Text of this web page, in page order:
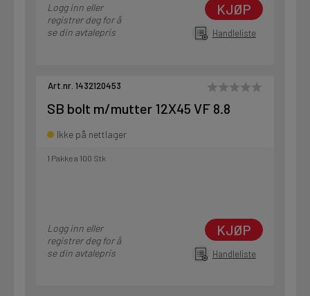
Logg inn eller
registrer deg for å
se din avtalepris
KJØP
Handleliste
Art.nr. 1432120453
SB bolt m/mutter 12X45 VF 8.8
Ikke på nettlager
1 Pakke a 100 Stk
Logg inn eller
registrer deg for å
se din avtalepris
KJØP
Handleliste